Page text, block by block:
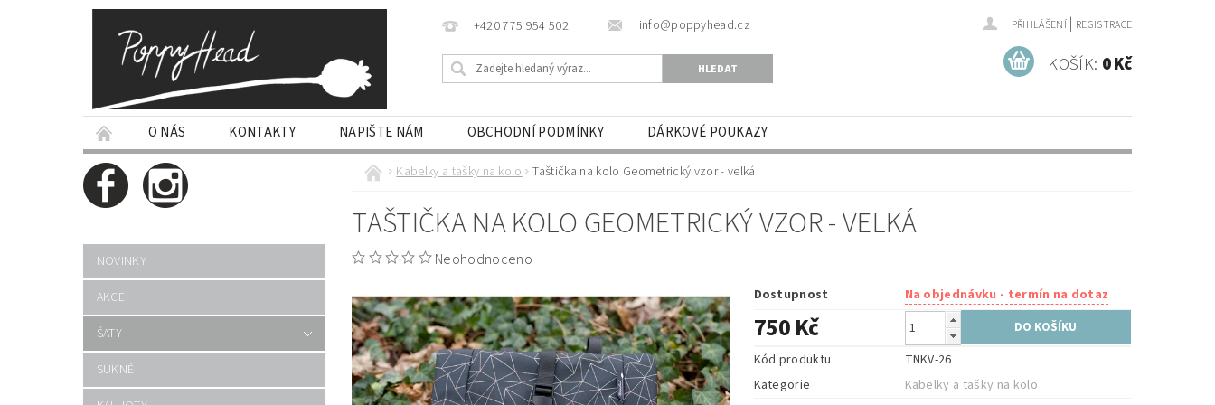
+420 775 954 502 info@poppyhead.cz PŘIHLÁŠENÍ | REGISTRACE
KOŠÍK: 0 Kč
O NÁS KONTAKTY NAPIŠTE NÁM OBCHODNÍ PODMÍNKY DÁRKOVÉ POUKAZY
NOVINKY
AKCE
ŠATY
SUKNĚ
Kabelky a tašky na kolo Taštička na kolo Geometrický vzor - velká
TAŠTIČKA NA KOLO GEOMETRICKÝ VZOR - VELKÁ
Neohodnoceno
Dostupnost Na objednávku - termín na dotaz
750 Kč
Kód produktu
TNKV-26
Kategorie
Kabelky a tašky na kolo